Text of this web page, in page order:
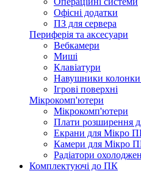
Офісні додатки
ПЗ для сервера
Периферія та аксесуари
Вебкамери
Миші
Клавіатури
Навушники
Ігрові поверхні
Мікрокомп'ютери
Мікрокомп'ютери
Плати розширення
Екрани для Мікро
Камери для Мікро
Радіатори
Комплектуючі до ПК